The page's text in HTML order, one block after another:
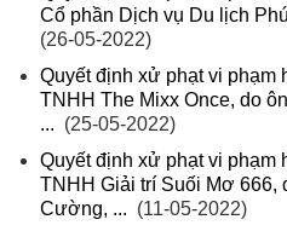
Cổ phần Dịch vụ Du lịch
(26-05-2022)
Quyết định xử phạt vi phạm
TNHH The Mixx Once, do
... (25-05-2022)
Quyết định xử phạt vi phạm
TNHH Giải trí Suối Mơ 666,
Cường, ... (11-05-2022)